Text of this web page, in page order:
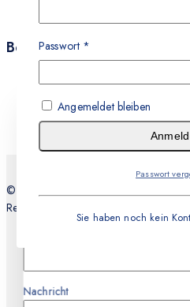
Bestellungen
Leistungen
© 2026 Teknocell Handy Reparatur,
Recklinghausen
Stellen Sie eine Frage
Nachricht
Passwort *
Angemeldet bleiben
Passwort
Sie haben noch kein